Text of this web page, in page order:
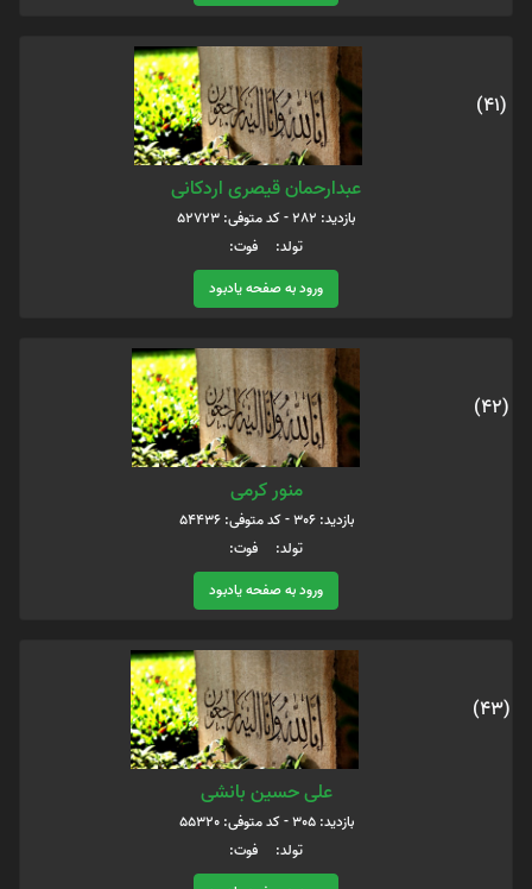
(41)
عبدارحمان قیصری اردکانی
بازدید: 282 - کد متوفی: 52723
تولد: فوت:
ورود به صفحه یادبود
(42)
منور کرمی
بازدید: 306 - کد متوفی: 54436
تولد: فوت:
ورود به صفحه یادبود
(43)
علی حسین بانشی
بازدید: 305 - کد متوفی: 55320
تولد: فوت: